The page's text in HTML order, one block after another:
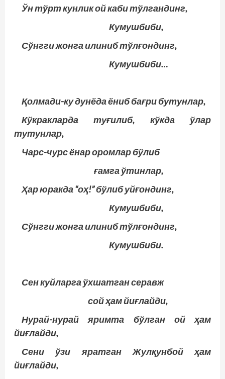
Ўн тўрт кунлик ой каби тўлгандинг,
Кумушбиби,
Сўнгги жонга илиниб тўлғондинг,
Кумушбиби…
Қолмади-ку дунёда ёниб бағри бутунлар,
Кўкракларда туғилиб, кўкда ўлар
тутунлар,
Чарс-чурс ёнар оромлар бўлиб
ғамга ўтинлар,
Ҳар юракда “оҳ!” бўлиб уйғондинг,
Кумушбиби,
Сўнгги жонга илиниб тўлғондинг,
Кумушбиби.
Сен куйларга ўхшатган серавж
сой ҳам йиғлайди,
Нурай-нурай яримта бўлган ой ҳам
йиғлайди,
Сени ўзи яратган Жулқунбой ҳам
йиғлайди,